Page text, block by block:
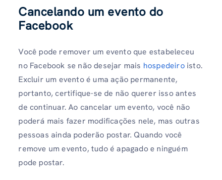
Cancelando um evento do
Facebook
Você pode remover um evento que estabeleceu
no Facebook se não desejar mais hospedeiro isto.
Excluir um evento é uma ação permanente,
portanto, certifique-se de não querer isso antes
de continuar. Ao cancelar um evento, você não
poderá mais fazer modificações nele, mas outras
pessoas ainda poderão postar. Quando você
remove um evento, tudo é apagado e ninguém
pode postar.